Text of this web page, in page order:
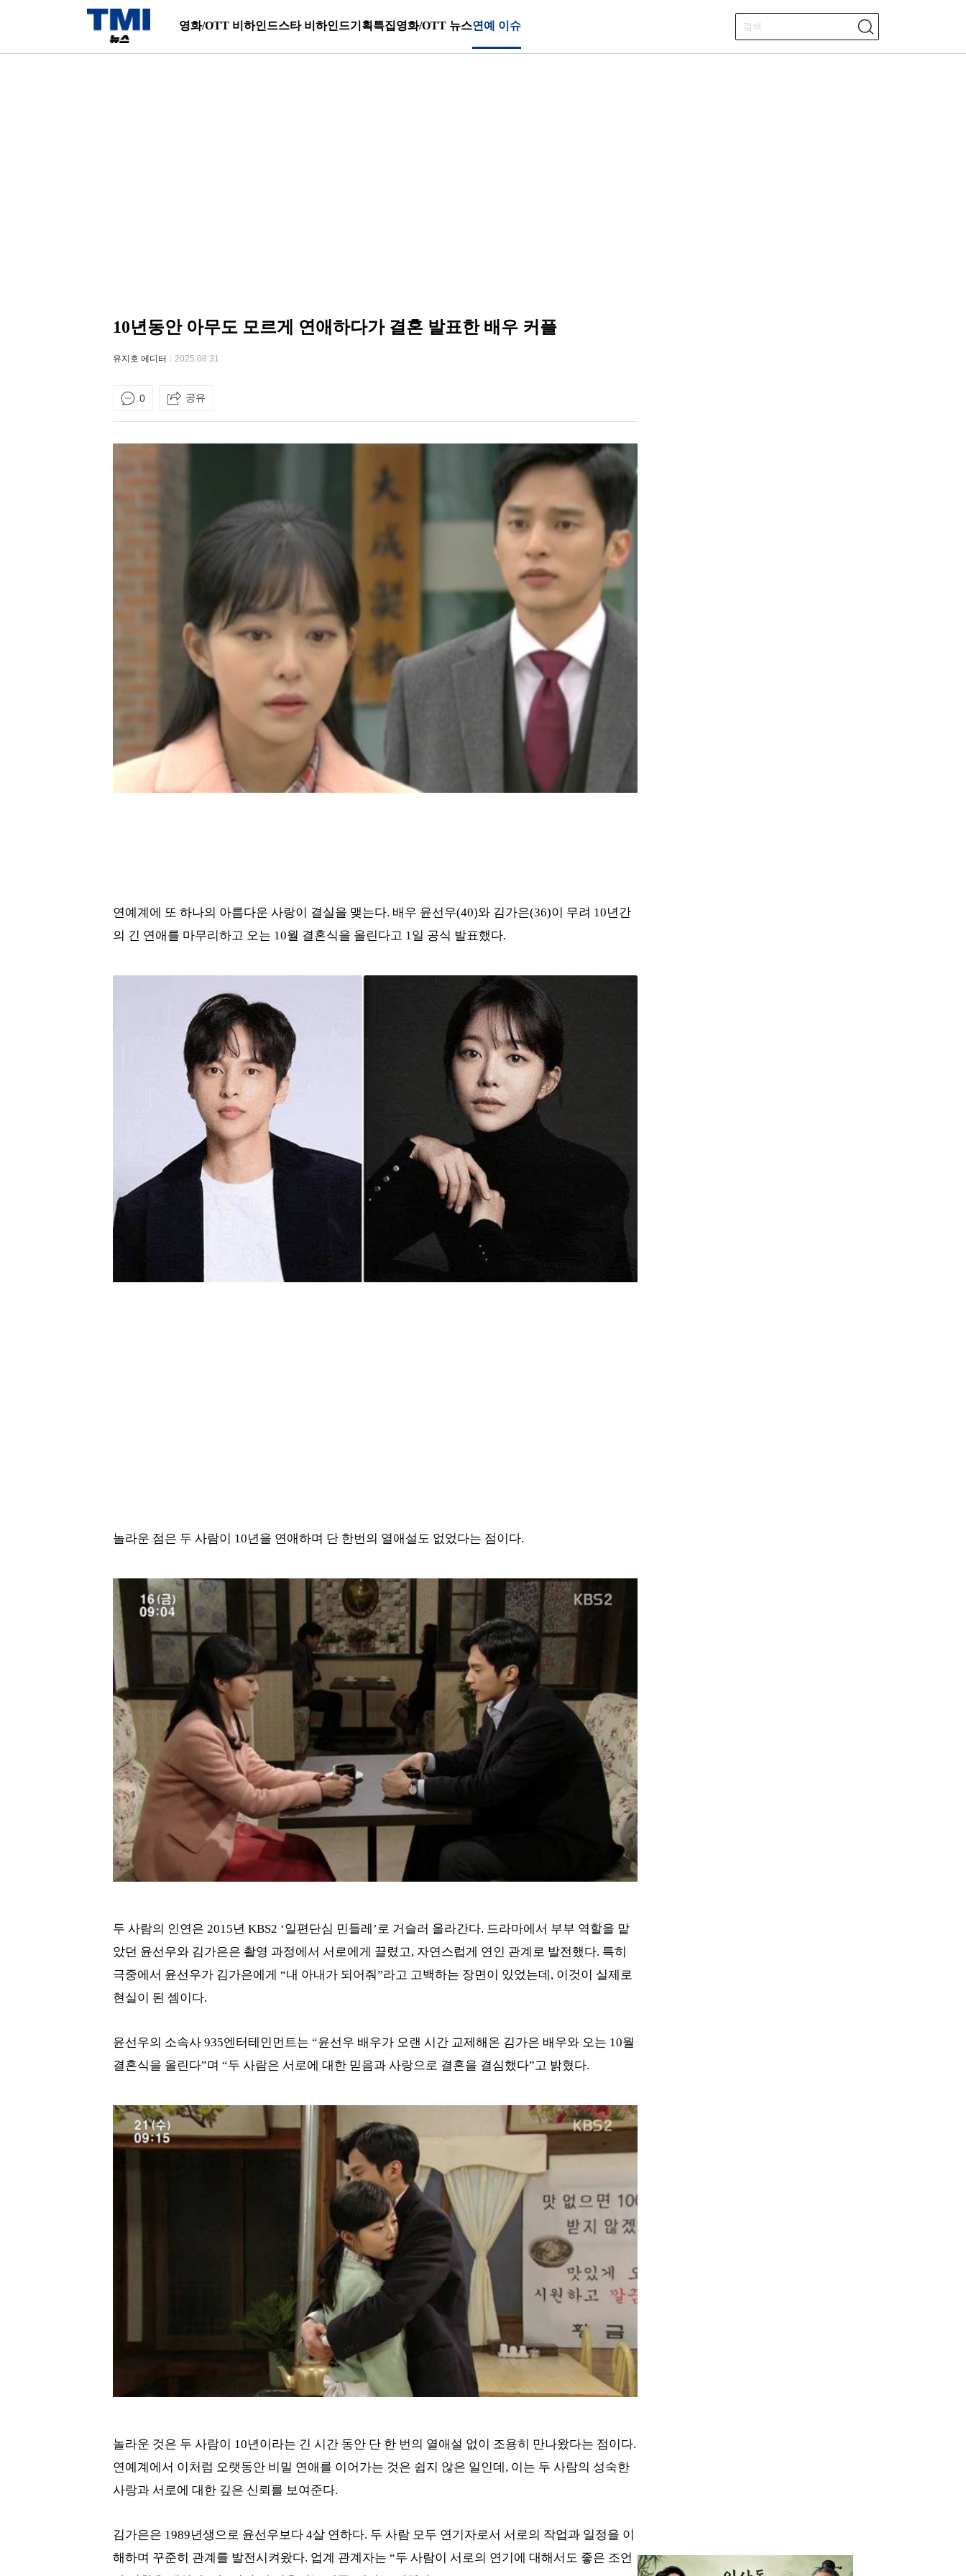
영화/OTT 비하인드스타 비하인드기획특집영화/OTT 뉴스연예 이슈
10년동안 아무도 모르게 연애하다가 결혼 발표한 배우 커플
유지호 에디터 2025.08.31
0 공유
연예계에 또 하나의 아름다운 사랑이 결실을 맺는다. 배우 윤선우(40)와 김가은(36)이 무려 10년간
의 긴 연애를 마무리하고 오는 10월 결혼식을 올린다고 1일 공식 발표했다.
놀라운 점은 두 사람이 10년을 연애하며 단 한번의 열애설도 없었다는 점이다.
두 사람의 인연은 2015년 KBS2 ‘일편단심 민들레’로 거슬러 올라간다. 드라마에서 부부 역할을 맡
았던 윤선우와 김가은은 촬영 과정에서 서로에게 끌렸고, 자연스럽게 연인 관계로 발전했다. 특히
극중에서 윤선우가 김가은에게 “내 아내가 되어줘”라고 고백하는 장면이 있었는데, 이것이 실제로
현실이 된 셈이다.
윤선우의 소속사 935엔터테인먼트는 “윤선우 배우가 오랜 시간 교제해온 김가은 배우와 오는 10월
결혼식을 올린다”며 “두 사람은 서로에 대한 믿음과 사랑으로 결혼을 결심했다”고 밝혔다.
놀라운 것은 두 사람이 10년이라는 긴 시간 동안 단 한 번의 열애설 없이 조용히 만나왔다는 점이다.
연예계에서 이처럼 오랫동안 비밀 연애를 이어가는 것은 쉽지 않은 일인데, 이는 두 사람의 성숙한
사랑과 서로에 대한 깊은 신뢰를 보여준다.
김가은은 1989년생으로 윤선우보다 4살 연하다. 두 사람 모두 연기자로서 서로의 작업과 일정을 이
해하며 꾸준히 관계를 발전시켜왔다. 업계 관계자는 “두 사람이 서로의 연기에 대해서도 좋은 조언